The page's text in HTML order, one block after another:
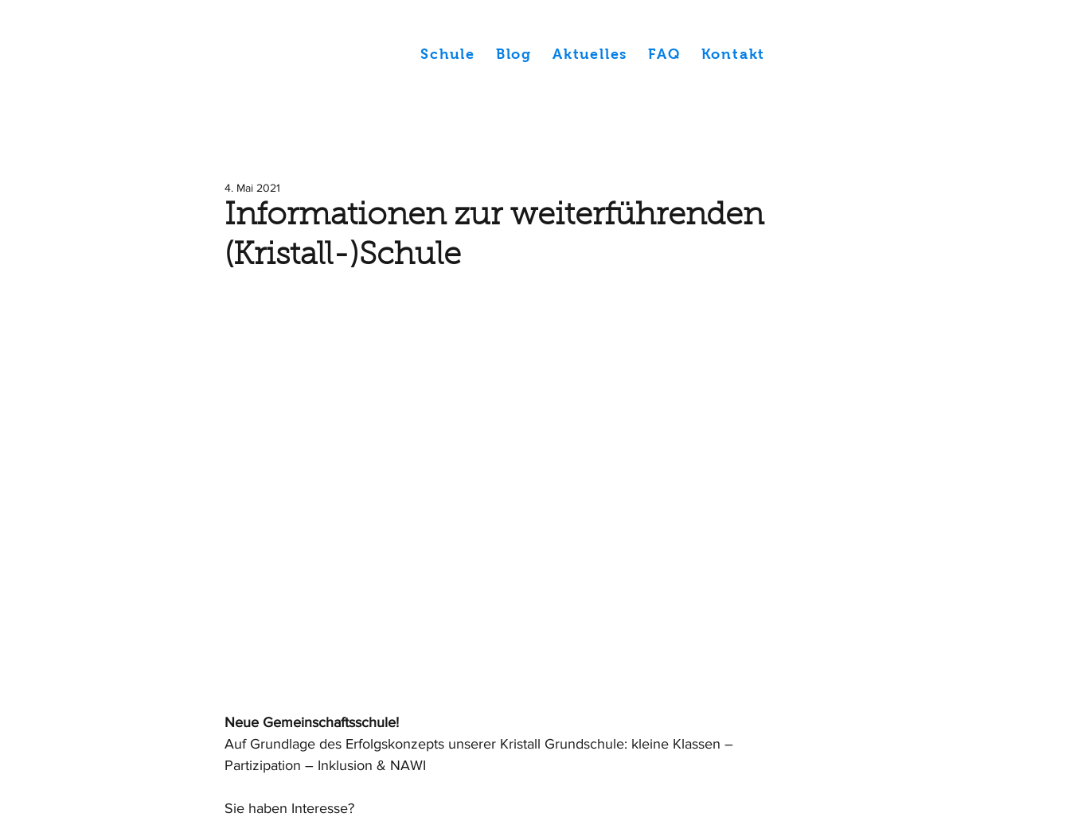
Schule Blog Aktuelles FAQ Kontakt
Informationen zur weiterführenden
(Kristall-)Schule
4. Mai 2021
Neue Gemeinschaftsschule!
Auf Grundlage des Erfolgskonzepts unserer Kristall Grundschule: kleine Klassen –
Partizipation – Inklusion & NAWI
Sie haben Interesse?